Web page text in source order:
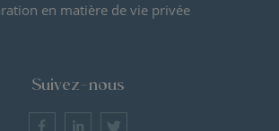
en matière de vie privée
Suivez-nous